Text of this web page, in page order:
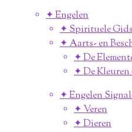
✦ Engelen
✦ Spirituele
✦ Aarts- en
✦ De
✦ De
✦ Engelen
✦ Veren
✦ Dieren